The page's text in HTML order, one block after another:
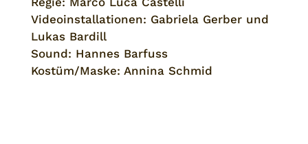
Videoinstallationen: Gabriela Gerber und
Lukas Bardill
Sound: Hannes Barfuss
Kostüm/Maske: Annina Schmid